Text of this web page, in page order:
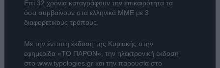
Επί 32 χρόνια καταγράφουν την επικαιρότητα τα
όσα συμβαίνουν στα ελληνικά ΜΜΕ με 3
διαφορετικούς τρόπους.
Με την έντυπη έκδοση της Κυριακής στην
εφημερίδα «ΤΟ ΠΑΡΟΝ» , την ηλεκτρονική έκδοση
στο www.typologies.grκαι την παρουσία στο